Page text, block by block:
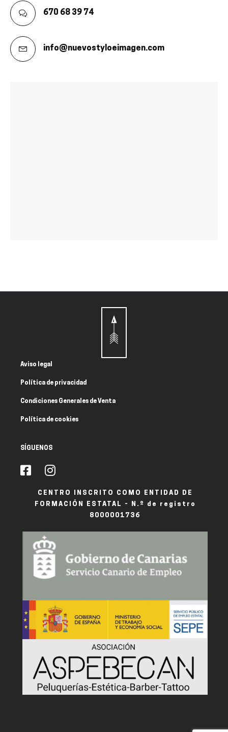
670 68 39 74
info@nuevostyloeimagen.com
Aviso legal
Política de privacidad
Condiciones Generales de Venta
Política de cookies
SÍGUENOS
CENTRO INSCRITO COMO ENTIDAD DE
FORMACIÓN ESTATAL - N.º de registro
8000001736